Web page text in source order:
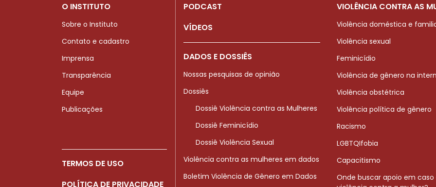
O INSTITUTO
Sobre o Instituto
Contato e cadastro
Imprensa
Transparência
Equipe
Publicações
TERMOS DE USO
POLÍTICA DE PRIVACIDADE
PODCAST
VÍDEOS
DADOS E DOSSIÊS
Nossas pesquisas de opinião
Dossiês
Dossiê Violência contra as Mulheres
Dossiê Feminicídio
Dossiê Violência Sexual
Violência contra as mulheres em dados
Boletim Violência de Gênero em Dados
VIOLÊNCIA CONTRA AS
Violência doméstica e
Violência sexual
Feminicídio
Violência de gênero na
Violência obstétrica
Violência política de gênero
Racismo
LGBTQIfobia
Capacitismo
Onde buscar apoio em caso